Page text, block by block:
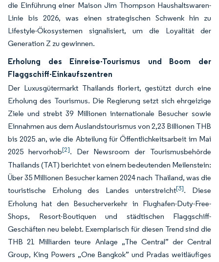
die Einführung einer Maison Jim Thompson Haushaltswaren-
Linie bis 2026, was einen strategischen Schwenk hin zu
Lifestyle-Ökosystemen signalisiert, um die Loyalität der
Generation Z zu gewinnen.
Erholung des Einreise-Tourismus und Boom der
Flaggschiff-Einkaufszentren
Der Luxusgütermarkt Thailands floriert, gestützt durch eine
Erholung des Tourismus. Die Regierung setzt sich ehrgeizige
Ziele und strebt 39 Millionen internationale Besucher sowie
Einnahmen aus dem Auslandstourismus von 2,23 Billionen THB
bis 2025 an, wie die Abteilung für Öffentlichkeitsarbeit im Mai
2025 hervorhob[2]. Der Newsroom der Tourismusbehörde
Thailands (TAT) berichtet von einem bedeutenden Meilenstein:
Über 35 Millionen Besucher kamen 2024 nach Thailand, was die
touristische Erholung des Landes unterstreicht[3]. Diese
Erholung hat den Besucherverkehr in Flughafen-Duty-Free-
Shops, Resort-Boutiquen und städtischen Flaggschiff-
Geschäften neu belebt. Exemplarisch für diesen Trend sind die
THB 21 Milliarden teure Anlage „The Central” der Central
Group, King Powers „One Bangkok” und Pradas weitläufiges